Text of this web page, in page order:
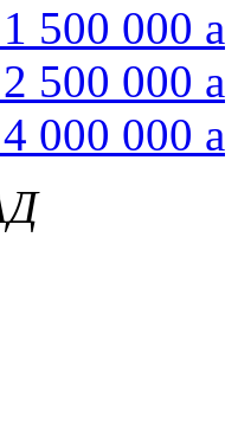
500 000 a
500 000 a
000 000 a